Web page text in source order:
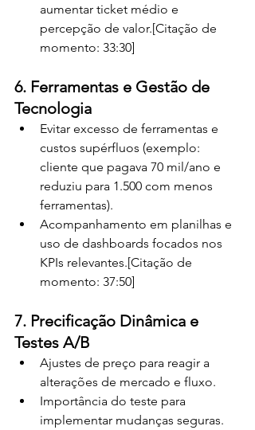
aumentar ticket médio e
percepção de valor.[Citação de
momento: 33:30]
6. Ferramentas e Gestão de
Tecnologia
Evitar excesso de ferramentas e
custos supérfluos (exemplo:
cliente que pagava 70 mil/ano e
reduziu para 1.500 com menos
ferramentas).
Acompanhamento em planilhas e
uso de dashboards focados nos
KPIs relevantes.[Citação de
momento: 37:50]
7. Precificação Dinâmica e
Testes A/B
Ajustes de preço para reagir a
alterações de mercado e fluxo.
Importância do teste para
implementar mudanças seguras.